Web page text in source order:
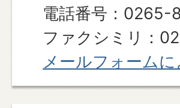
電話番号：0265-
ファクシミリ：
メールフォーム